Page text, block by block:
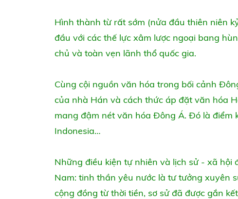
Hình thành từ rất sớm (nửa đầu thiên niên
đầu với các thế lực xâm lược ngoại bang
chủ và toàn vẹn lãnh thổ quốc gia.
Cùng cội nguồn văn hóa trong bối cảnh
của nhà Hán và cách thức áp đặt văn hóa
mang đậm nét văn hóa Đông Á. Đó là điểm
Indonesia…
Những điều kiện tự nhiên và lịch sử - xã
Nam: tinh thần yêu nước là tư tưởng xuyên
cộng đồng từ thời tiền, sơ sử đã được gắn